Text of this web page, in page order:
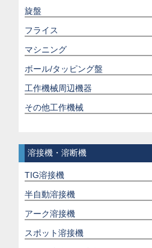
旋盤
フライス
マシニング
ボール/タッピング盤
工作機械周辺機器
その他工作機械
溶接機・溶断機
TIG溶接機
半自動溶接機
アーク溶接機
スポット溶接機